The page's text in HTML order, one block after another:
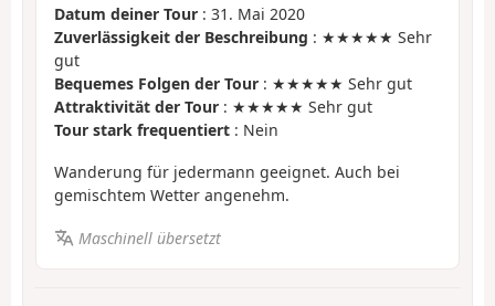
Datum deiner Tour : 31. Mai 2020
Zuverlässigkeit der Beschreibung : ★★★★★ Sehr
gut
Bequemes Folgen der Tour : ★★★★★ Sehr gut
Attraktivität der Tour : ★★★★★ Sehr gut
Tour stark frequentiert : Nein
Wanderung für jedermann geeignet. Auch bei
gemischtem Wetter angenehm.
Maschinell übersetzt